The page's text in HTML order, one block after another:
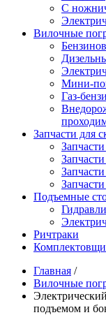
С
Вилочные
Мини-
Газ-
Запчасти для
Подъемные
Ричтраки
Главная /
Вилочные
подъемом и